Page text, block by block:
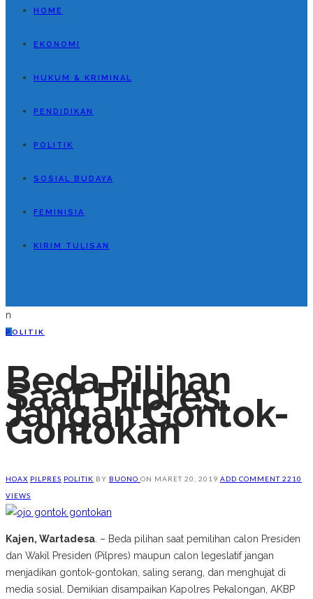
HOME
EKONOMI
HUKUM & KRIMINAL
PENDIDIKAN
POLITIK
SOSIAL BUDAYA
FEMINISIA
KIRIM TULISAN
n
P OLITIK
Beda Pilihan
Saat Pilpres,
Jangan Gontok-
Gontokan
HOAX PILPRES POLITIK BY BUONO ON MARET 20, 2019 ADD COMMENT 2210
VIEWS
Kajen, Wartadesa . – Beda pilihan saat pemilihan calon Presiden
dan Wakil Presiden (Pilpres) maupun calon legeslatif jangan
menjadikan gontok-gontokan, saling serang, dan menghujat di
media sosial. Demikian disampaikan Kapolres Pekalongan, AKBP